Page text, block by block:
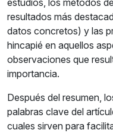
estudios, los métodos
resultados más
datos concretos) y las
hincapié en aquellos
observaciones que
importancia.
Después del resumen,
palabras clave del
cuales sirven para